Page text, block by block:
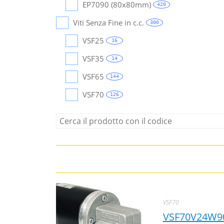
EP7090 (80x80mm) 420
Viti Senza Fine in c.c. 300
VSF25 16
VSF35 14
VSF65 144
VSF70 126
VSF70